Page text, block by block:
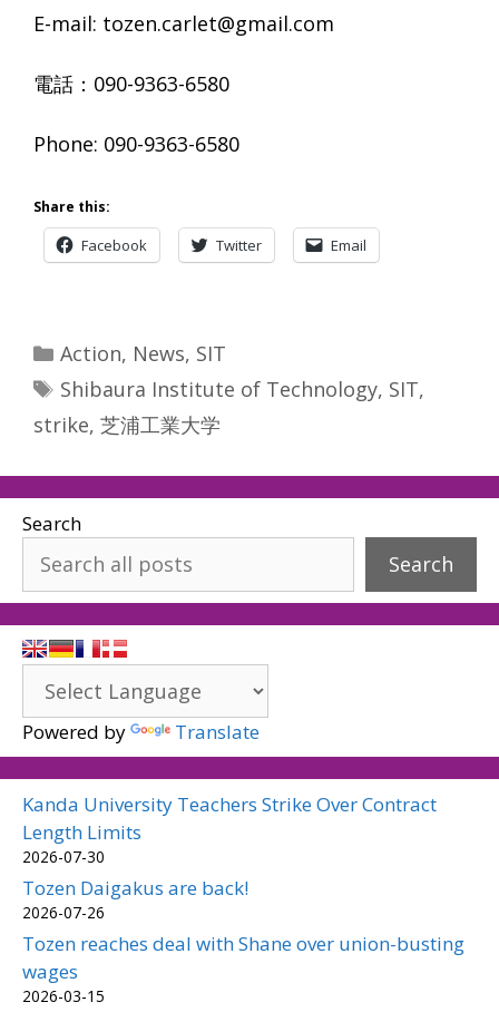
E-mail: tozen.carlet@gmail.com
電話：090-9363-6580
Phone: 090-9363-6580
Share this:
Facebook Twitter Email
Categories
Action, News, SIT
Tags
Shibaura Institute of Technology, SIT,
strike, 芝浦工業大学
Search
Search
Powered by Translate
Kanda University Teachers Strike Over Contract
Length Limits
2026-07-30
Tozen Daigakus are back!
2026-07-26
Tozen reaches deal with Shane over union-busting
wages
2026-03-15